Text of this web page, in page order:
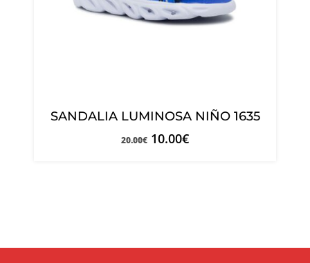
SANDALIA LUMINOSA NIÑO 1635
20.00€ 10.00€